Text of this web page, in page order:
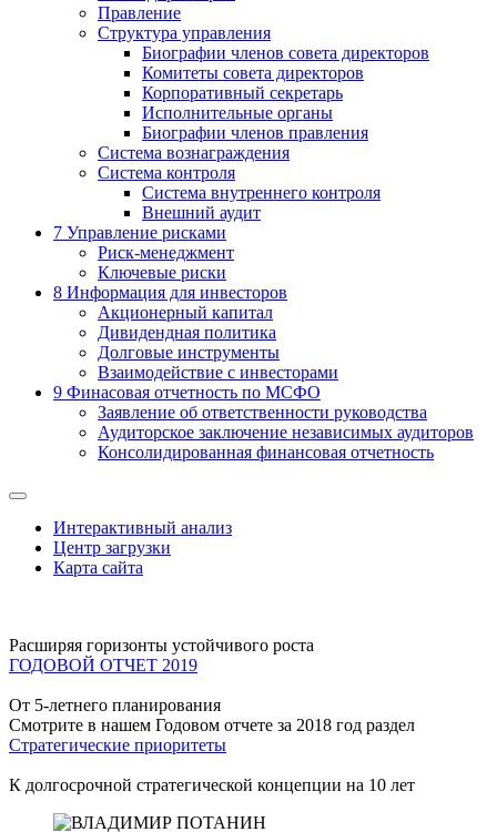
Правление
Структура управления
Биографии членов совета директоров
Комитеты совета директоров
Корпоративный секретарь
Исполнительные органы
Биографии членов правления
Система вознаграждения
Система контроля
Система внутреннего контроля
Внешний аудит
7 Управление рисками
Риск-менеджмент
Ключевые риски
8 Информация для инвесторов
Акционерный капитал
Дивидендная политика
Долговые инструменты
Взаимодействие с инвеcторами
9 Финасовая отчетность по МСФО
Заявление об ответственности руководства
Аудиторское заключение независимых аудиторов
Консолидированная финансовая отчетность
Интерактивный анализ
Центр загрузки
Карта сайта
Расширяя горизонты устойчивого роста
ГОДОВОЙ ОТЧЕТ 2019
От 5-летнего планирования
Смотрите в нашем Годовом отчете за 2018 год раздел
Стратегические приоритеты
К долгосрочной стратегической концепции на 10 лет